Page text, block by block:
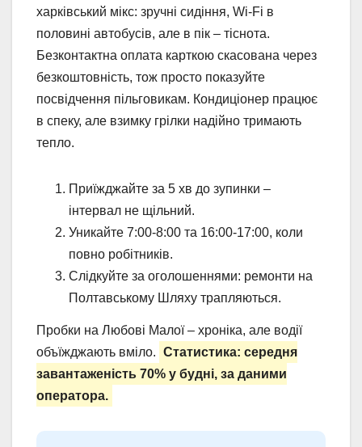
харківський мікс: зручні сидіння, Wi-Fi в
половині автобусів, але в пік – тіснота.
Безконтактна оплата карткою скасована через
безкоштовність, тож просто показуйте
посвідчення пільговикам. Кондиціонер працює
в спеку, але взимку грілки надійно тримають
тепло.
Приїжджайте за 5 хв до зупинки –
інтервал не щільний.
Уникайте 7:00-8:00 та 16:00-17:00, коли
повно робітників.
Слідкуйте за оголошеннями: ремонти на
Полтавському Шляху трапляються.
Пробки на Любові Малої – хроніка, але водії
объїжджають вміло. Статистика: середня
завантаженість 70% у будні, за даними
оператора.